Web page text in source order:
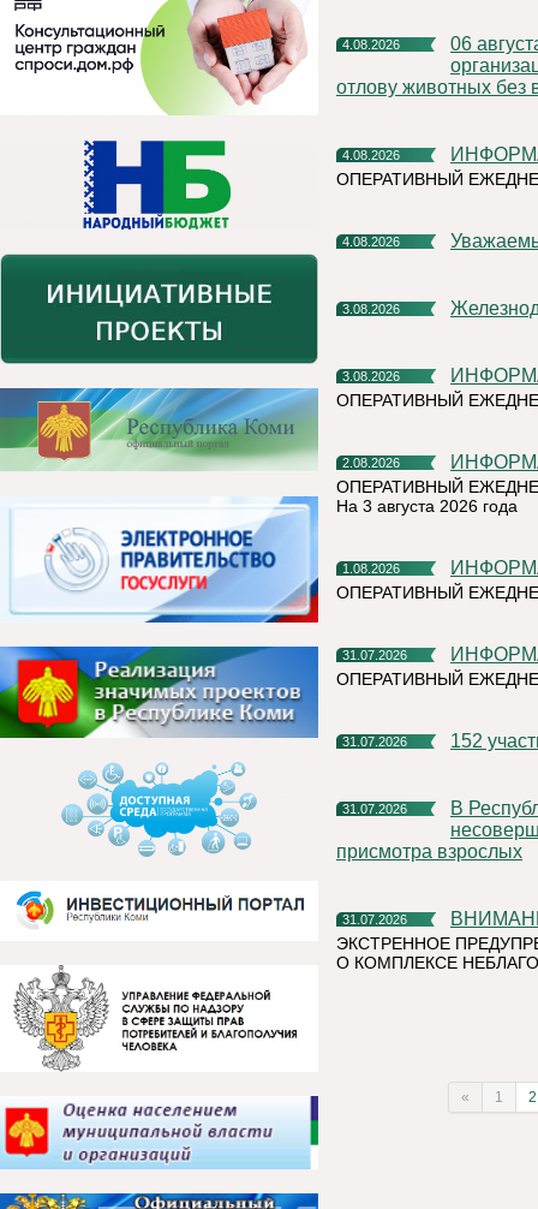
4.08.2026
06 августа 2026 года на территории Княжпогостского района,
отлову животных без
4.08.2026
ОПЕРАТИВНЫЙ
4.08.2026
3.08.2026
3.08.2026
ОПЕРАТИВНЫЙ
2.08.2026
ОПЕРАТИВНЫЙ
На 3 августа 2026 года
1.08.2026
ОПЕРАТИВНЫЙ
31.07.2026
ОПЕРАТИВНЫЙ
31.07.2026 152
31.07.2026
В Республике Коми участились случаи нахождения и купания
присмотра взрослых
31.07.2026
ЭКСТРЕННОЕ
О КОМПЛЕКСЕ
« 1 2